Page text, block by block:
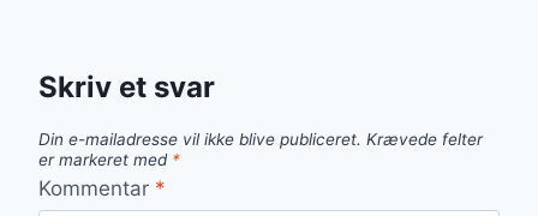
Skriv et svar
Din e-mailadresse vil ikke blive publiceret. Krævede felter
er markeret med *
Kommentar *